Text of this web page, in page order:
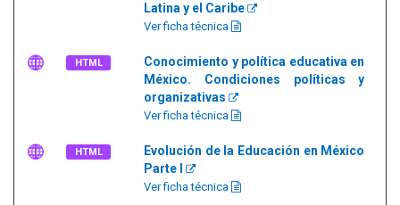
Latina y el Caribe
Ver ficha técnica
HTML
Conocimiento y política educativa en
México. Condiciones políticas y
organizativas
Ver ficha técnica
HTML
Evolución de la Educación en México
Parte I
Ver ficha técnica